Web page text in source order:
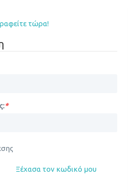
τώρα!
*
Ξέχασα τον κωδικό μου